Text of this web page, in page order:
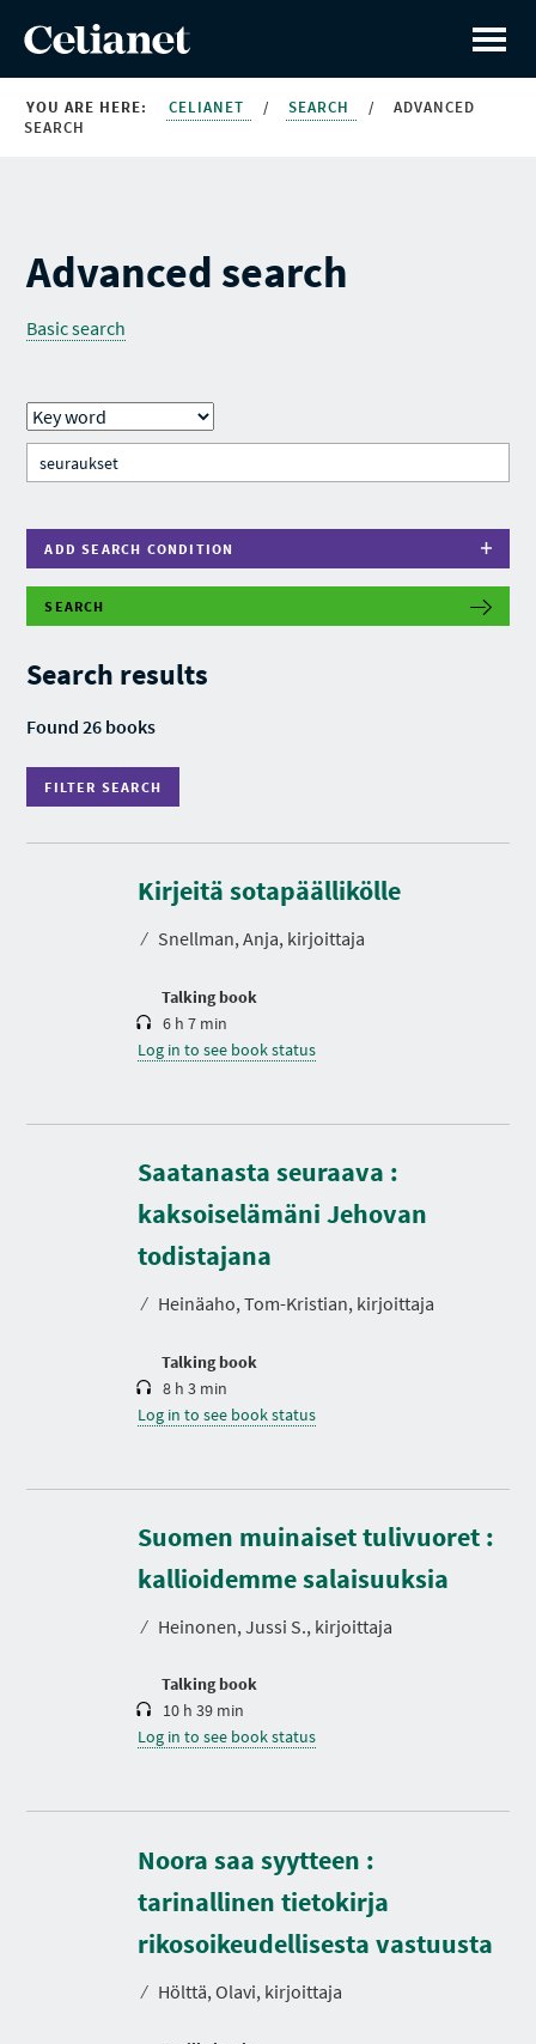
YOU ARE HERE: CELIANET / SEARCH /
ADVANCED
SEARCH
Advanced search
Basic search
ADD SEARCH CONDITION
SEARCH
Search results
Found 26 books
FILTER SEARCH
F
T
S
A
R
C
Kirjeitä sotapäällikölle
⁄ Snellman, Anja, kirjoittaja
Talking book
D
r
a
i
6 h 7 min
Log in to see book status
Saatanasta seuraava :
kaksoiselämäni Jehovan
todistajana
⁄ Heinäaho, Tom-Kristian, kirjoittaja
Talking book
D
u
r
a
i
8 h 3 min
Log in to see book status
Suomen muinaiset tulivuoret :
kallioidemme salaisuuksia
⁄ Heinonen, Jussi S., kirjoittaja
Talking book
D
u
r
a
i
10 h 39 min
Log in to see book status
Noora saa syytteen :
tarinallinen tietokirja
rikosoikeudellisesta vastuusta
⁄ Hölttä, Olavi, kirjoittaja